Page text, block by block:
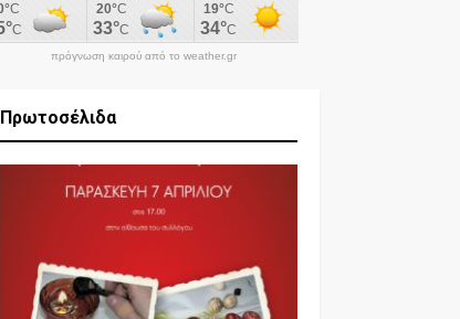
πρόγνωση καιρού από το weather.gr
Πρωτοσέλιδα